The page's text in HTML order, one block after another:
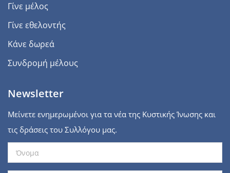
Γίνε μέλος
Γίνε εθελοντής
Κάνε δωρεά
Συνδρομή μέλους
Newsletter
Μείνετε ενημερωμένοι για τα νέα της Κυστικής Ίνωσης και
τις δράσεις του Συλλόγου μας.